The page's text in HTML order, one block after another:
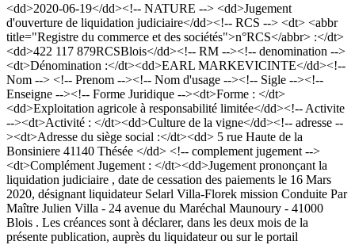
<dd>2020-06-19</dd><!-- NATURE --> <dd>Jugement
d'ouverture de liquidation judiciaire</dd><!-- RCS --> <dt> <abbr
title="Registre du commerce et des sociétés">n°RCS</abbr> :</dt>
<dd>422 117 879RCSBlois</dd><!-- RM --><!-- denomination -->
<dt>Dénomination :</dt><dd>EARL MARKEVICINTE</dd><!--
Nom --> <!-- Prenom --><!-- Nom d'usage --><!-- Sigle --><!--
Enseigne --><!-- Forme Juridique --><dt>Forme : </dt>
<dd>Exploitation agricole à responsabilité limitée</dd><!-- Activite
--><dt>Activité : </dt><dd>Culture de la vigne</dd><!-- adresse --
><dt>Adresse du siège social :</dt><dd> 5 rue Haute de la
Bonsiniere 41140 Thésée </dd> <!-- complement jugement -->
<dt>Complément Jugement : </dt><dd>Jugement prononçant la
liquidation judiciaire , date de cessation des paiements le 16 Mars
2020, désignant liquidateur Selarl Villa-Florek mission Conduite Par
Maître Julien Villa - 24 avenue du Maréchal Maunoury - 41000
Blois . Les créances sont à déclarer, dans les deux mois de la
présente publication, auprès du liquidateur ou sur le portail